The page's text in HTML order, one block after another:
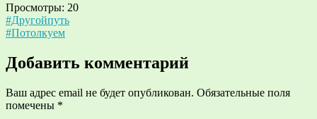
Просмотры: 20
Навигация
по
записям
#Другойпуть
#Потолкуем
Добавить комментарий
Ваш адрес email не будет опубликован. Обязательные поля
помечены *